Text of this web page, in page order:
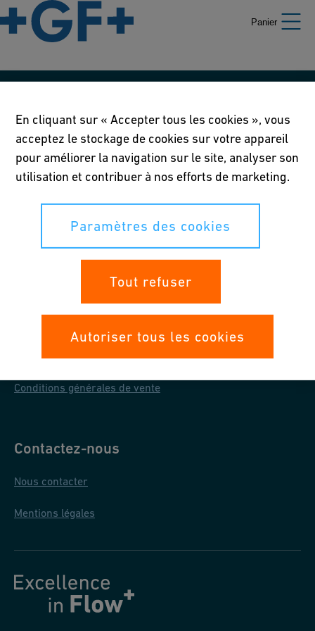
Panier
Conditions d'utilisation
Déclaration de confidentialité
Vos droits
Conditions générales d'achat
Conditions générales de vente
Contactez-nous
Nous contacter
Mentions légales
En cliquant sur « Accepter tous les cookies », vous
acceptez le stockage de cookies sur votre appareil
pour améliorer la navigation sur le site, analyser son
utilisation et contribuer à nos efforts de marketing.
Paramètres des cookies
Tout refuser
Autoriser tous les cookies